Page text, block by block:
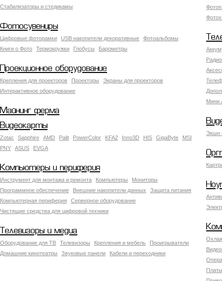
Стабилизаторы и стедикамы
Фотосувениры
Цифровые фоторамки USB накопители декоративные
Фотоальбомы
Книги о Фото
Термокружки Глобусы Барометры
Мини
Проекционное оборудование
Крепления для проекторов Проекторы
Экраны для проекторов
Интерактивное оборудование
Майнинг ферма
Экшн
Видеокарты
Zotac Sapphire AMD Palit PowerColor KFA2 Inno3D HIS GigaByte
MSI
PNY
ASUS EVGA
Компьютеры и периферия
Инструмент для монтажа и ремонта Компьютеры
Мониторы
Программное обеспечение
Внешние накопители данных
Защита питания
Компьютерная периферия
Серверное оборудование
Чистящие средства для цифровой техники
Телевизоры и медиа
Оборудование для ТВ Телевизоры Крепления и мебель
Проигрыватели
Домашние кинотеатры
Звуковые панели Кабели и переходники